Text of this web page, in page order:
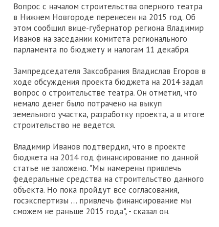
Вопрос с началом строительства оперного театра
в Нижнем Новгороде перенесен на 2015 год. Об
этом сообщил вице-губернатор региона Владимир
Иванов на заседании комитета регионального
парламента по бюджету и налогам 11 декабря.
Зампредседателя Заксобрания Владислав Егоров в
ходе обсуждения проекта бюджета на 2014 задал
вопрос о строительстве театра. Он отметил, что
немало денег было потрачено на выкуп
земельного участка, разработку проекта, а в итоге
строительство не ведется.
Владимир Иванов подтвердил, что в проекте
бюджета на 2014 год финансирование по данной
статье не заложено. "Мы намерены привлечь
федеральные средства на строительство данного
объекта. Но пока пройдут все согласования,
госэкспертизы … привлечь финансирование мы
сможем не раньше 2015 года", - сказал он.